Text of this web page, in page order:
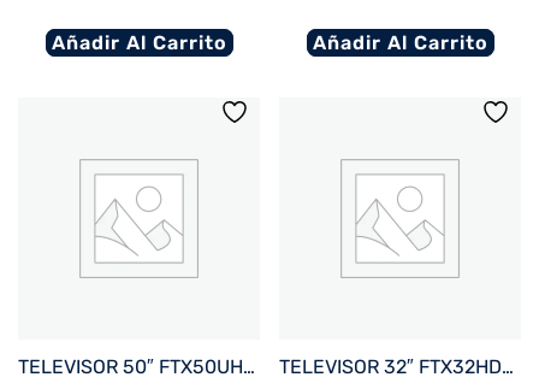
Añadir Al Carrito Añadir Al Carrito
TELEVISOR 50″ FTX50UHD4V1 4K SMART/HDMI/USB/AND 15 + MAGIC REMOTE BORDE INFINITO TELEVISOR 32″ FTX32HDV1 HD SMART/HDMI/USB/AND 14 BORDE INFINITO